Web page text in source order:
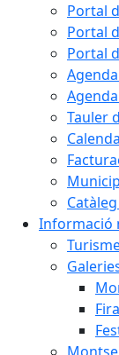
Portal
Portal
Portal
Tauler
Informació